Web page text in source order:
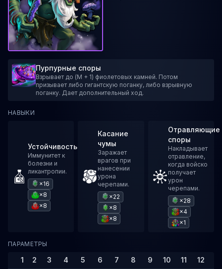
Пурпурные споры
Взрывает до (M + 1) фиолетовых камней. Потом
призывает либо гигантскую поганку, либо взрывную
поганку. Дает дополнительный ход.
НАВЫКИ
Устойчивость
Иммунитет к
болезни и
ликантропии.
×16
×8
×8
Касание
чумы
Заражает
врагов при
нанесении
урона
черепами.
×22
×8
×8
Отравляющие
споры
Накладывает
отравление,
когда войско
получает
урон
черепами.
×28
×4
×1
ПАРАМЕТРЫ
1 2 3 4 5 6 7 8 9 10 11 12